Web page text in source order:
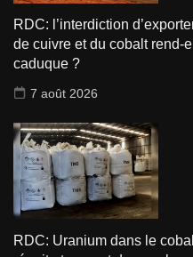
RDC: l’interdiction
de cuivre et du cobalt rend-
caduque ?
7 août 2026
RDC: Uranium dans le